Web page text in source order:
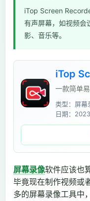
iTop Screen
有声屏幕，如视频会
影、音乐等。
iTop
一款简单
类型：屏幕
日期：
屏幕录像软件应该也
毕竟现在制作视频或
多的屏幕录像工具中